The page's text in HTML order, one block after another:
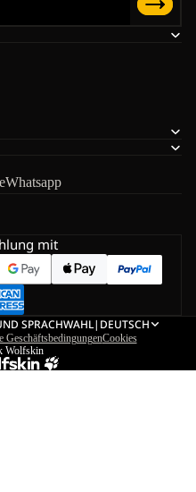
Whatsapp
mit
SPRACHWAHL| DEUTSCH
GeschäftsbedingungenCookies
Wolfskin